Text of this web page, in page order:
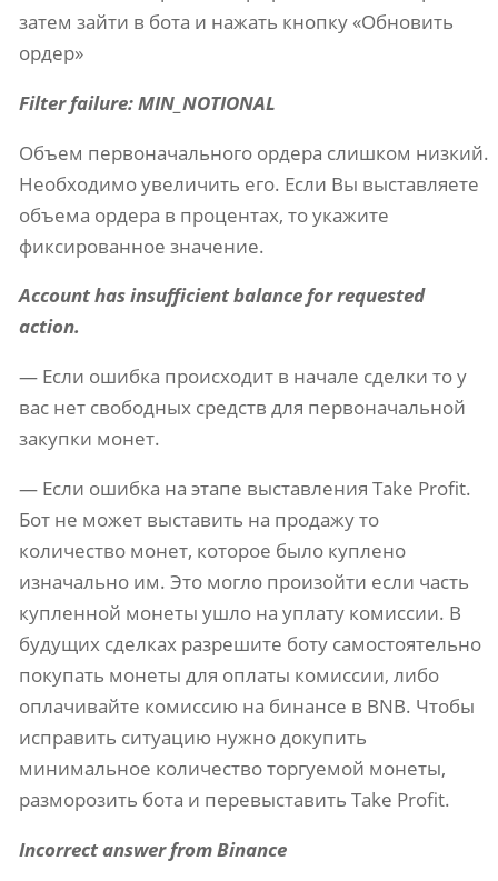
затем зайти в бота и нажать кнопку «Обновить
ордер»
Filter failure: MIN_NOTIONAL
Объем первоначального ордера слишком низкий.
Необходимо увеличить его. Если Вы выставляете
объема ордера в процентах, то укажите
фиксированное значение.
Account has insufficient balance for requested
action.
— Если ошибка происходит в начале сделки то у
вас нет свободных средств для первоначальной
закупки монет.
— Если ошибка на этапе выставления Take Profit.
Бот не может выставить на продажу то
количество монет, которое было куплено
изначально им. Это могло произойти если часть
купленной монеты ушло на уплату комиссии. В
будущих сделках разрешите боту самостоятельно
покупать монеты для оплаты комиссии, либо
оплачивайте комиссию на бинансе в BNB. Чтобы
исправить ситуацию нужно докупить
минимальное количество торгуемой монеты,
разморозить бота и перевыставить Take Profit.
Incorrect answer from Binance